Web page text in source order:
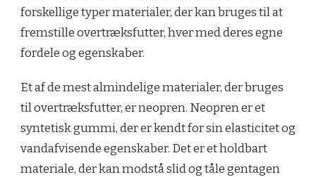
forskellige typer materialer, der kan bruges til at
fremstille overtræksfutter, hver med deres egne
fordele og egenskaber.
Et af de mest almindelige materialer, der bruges
til overtræksfutter, er neopren. Neopren er et
syntetisk gummi, der er kendt for sin elasticitet og
vandafvisende egenskaber. Det er et holdbart
materiale, der kan modstå slid og tåle gentagen